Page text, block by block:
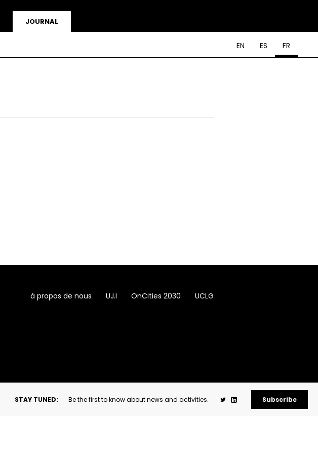
JOURNAL
EN ES FR
à propos de nous UJ.I OnCities 2030 UCLG
STAY TUNED: Be the first to know about news and activities. Subscribe